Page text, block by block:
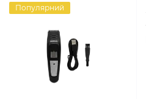
Популярний